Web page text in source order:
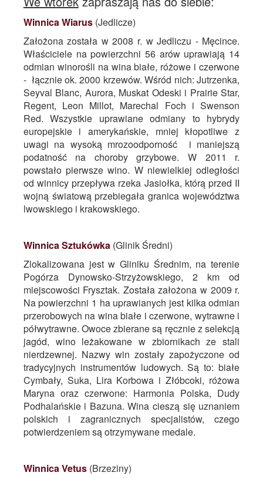
Winnica Wiarus (Jedlicze)
Założona została w 2008 r. w Jedliczu - Męcince.
Właściciele na powierzchni 56 arów uprawiają 14
odmian winorośli na wina białe, różowe i czerwone
- łącznie ok. 2000 krzewów. Wśród nich: Jutrzenka,
Seyval Blanc, Aurora, Muskat Odeski i Prairie Star,
Regent, Leon Millot, Marechal Foch i Swenson
Red. Wszystkie uprawiane odmiany to hybrydy
europejskie i amerykańskie, mniej kłopotliwe z
uwagi na wysoką mrozoodporność i maniejszą
podatność na choroby grzybowe. W 2011 r.
powstało pierwsze wino. W niewielkiej odległości
od winnicy przepływa rzeka Jasiołka, którą przed II
wojną światową przebiegała granica województwa
lwowskiego i krakowskiego.
Winnica Sztukówka(Glinik Średni)
Zlokalizowana jest w Gliniku Średnim, na terenie
Pogórza Dynowsko-Strzyżowskiego, 2 km od
miejscowości Frysztak. Została założona w 2009 r.
Na powierzchni 1 ha uprawianych jest kilka odmian
przerobowych na wina białe i czerwone, wytrawne i
półwytrawne. Owoce zbierane są ręcznie z selekcją
jagód, wino leżakowane w zbiornikach ze stali
nierdzewnej. Nazwy win zostały zapożyczone od
tradycyjnych instrumentów ludowych. Są to: białe
Cymbały, Suka, Lira Korbowa i Złóbcoki, różowa
Maryna oraz czerwone: Harmonia Polska, Dudy
Podhalańskie i Bazuna. Wina cieszą się uznaniem
polskich i zagranicznych specjalistów, czego
potwierdzeniem są otrzymywane medale.
Winnica Vetus(Brzeziny)